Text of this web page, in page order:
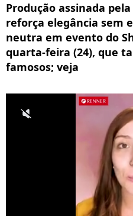
Produção assinada
reforça elegância sem
neutra em evento do
quarta-feira (24), que
famosos; veja